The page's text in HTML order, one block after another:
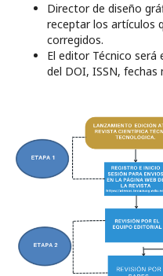
Director de diseño
receptar los artículos
corregidos.
El editor Técnico será
del DOI, ISSN,